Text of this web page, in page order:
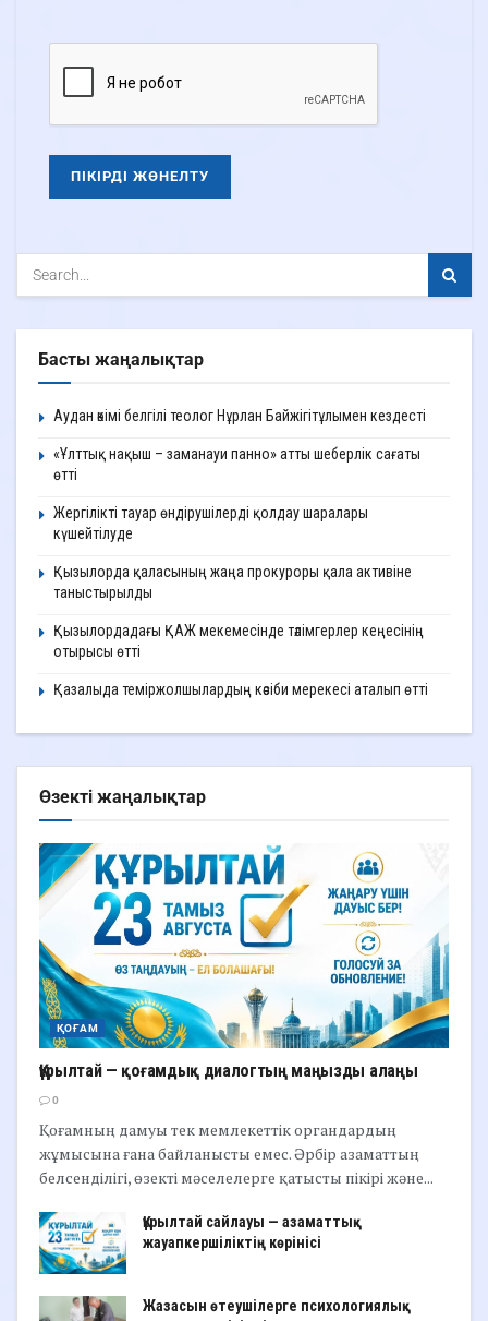
Басты жаңалықтар
Аудан әкімі белгілі теолог Нұрлан Байжігітұлымен кездесті
«Ұлттық нақыш – заманауи панно» атты шеберлік сағаты
өтті
Жергілікті тауар өндірушілерді қолдау шаралары
күшейтілуде
Қызылорда қаласының жаңа прокуроры қала активіне
таныстырылды
Қызылордадағы ҚАЖ мекемесінде тәлімгерлер кеңесінің
отырысы өтті
Қазалыда теміржолшылардың кәсіби мерекесі аталып өтті
Өзекті жаңалықтар
ҚОҒАМ
Құрылтай — қоғамдық диалогтың маңызды алаңы
0
Қоғамның дамуы тек мемлекеттік органдардың
жұмысына ғана байланысты емес. Әрбір азаматтың
белсенділігі, өзекті мәселелерге қатысты пікірі және...
Құрылтай сайлауы — азаматтық
жауапкершіліктің көрінісі
Жазасын өтеушілерге психологиялық